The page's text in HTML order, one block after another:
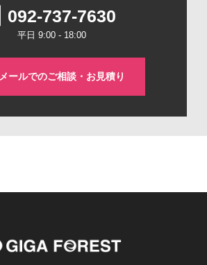
092-737-7630
平日 9:00 - 18:00
メールでのご相談・お見積り